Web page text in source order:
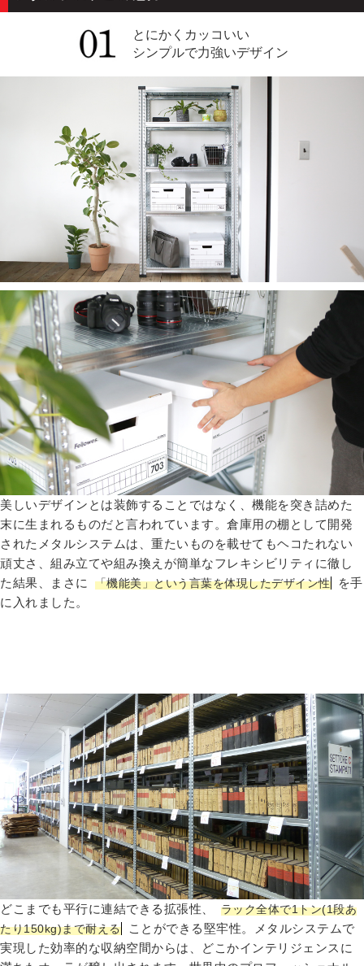
とにかくカッコいい
シンプルで力強いデザイン
美しいデザインとは装飾することではなく、機能を突き詰めた
末に生まれるものだと言われています。倉庫用の棚として開発
されたメタルシステムは、重たいものを載せてもヘコたれない
頑丈さ、組み立てや組み換えが簡単なフレキシビリティに徹し
た結果、まさに
「機能美」という言葉を体現したデザイン性
を手
に入れました。
どこまでも平行に連結できる拡張性、
ラック全体で1トン(1段あ
たり150kg)まで耐える
ことができる堅牢性。メタルシステムで
実現した効率的な収納空間からは、どこかインテリジェンスに